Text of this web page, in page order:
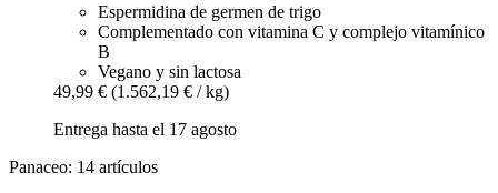
Espermidina de germen de trigo
Complementado con vitamina C y complejo vitamínico
B
Vegano y sin lactosa
49,99 € (1.562,19 € / kg)
Entrega hasta el 17 agosto
Panaceo: 14 artículos